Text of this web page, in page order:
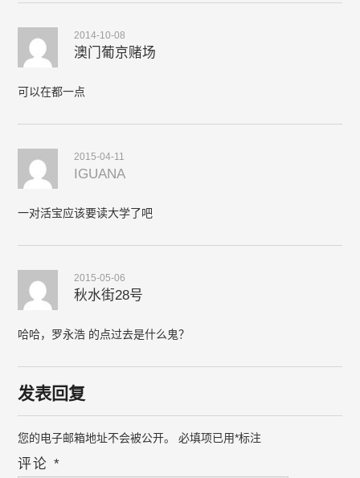
2014-10-08
澳门葡京赌场
可以在都一点
2015-04-11
IGUANA
一对活宝应该要读大学了吧
2015-05-06
秋水街28号
哈哈，罗永浩 的点过去是什么鬼？
发表回复
您的电子邮箱地址不会被公开。 必填项已用*标注
评论*